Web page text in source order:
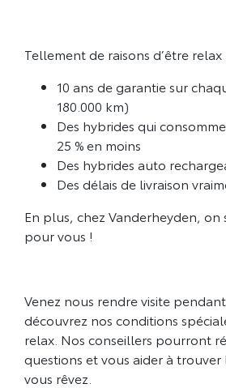
Tellement de raisons d’être relax
10 ans de garantie sur
180.000 km)
Des hybrides qui
25 % en moins
Des hybrides auto
Des délais de livraison
En plus, chez Vanderheyden, on
pour vous !
Venez nous rendre visite
découvrez nos conditions
relax. Nos conseillers pourront
questions et vous aider à
vous rêvez.